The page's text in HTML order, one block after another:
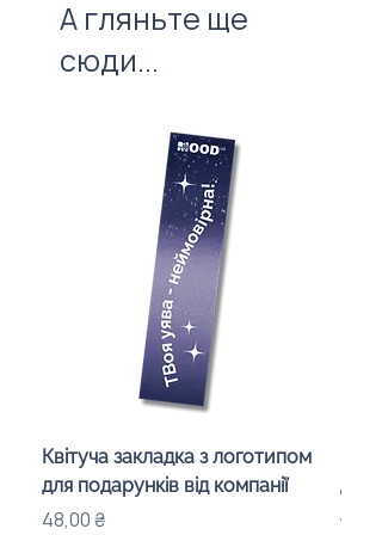
врахування вартості нанесення.
А гляньте ще
сюди...
Квітуча закладка з логотипом
для подарунків від компанії
Ціна
48,00 ₴
для